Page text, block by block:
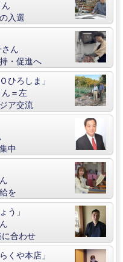
入選
ん
・促進へ
ひろしま」
＝左
ア交流
中
を
う」
に合わせ
くや本店」